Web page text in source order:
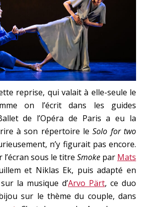
reprise, qui valait à elle-seule le
on l’écrit dans les guides
de l’Opéra de Paris a eu la
à son répertoire leSolo for two
n’y figurait pas encore.
l’écran sous le titre Smoke par Mats
et Niklas Ek, puis adapté en
la musique d’Arvo Pärt, ce duo
sur le thème du couple, dans